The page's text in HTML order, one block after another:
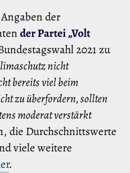
der
der Partei „Volt
2021 zu
nicht
bereits viel beim
zu überfordern, sollten
moderat verstärkt
die Durchschnittswerte
viele weitere
.